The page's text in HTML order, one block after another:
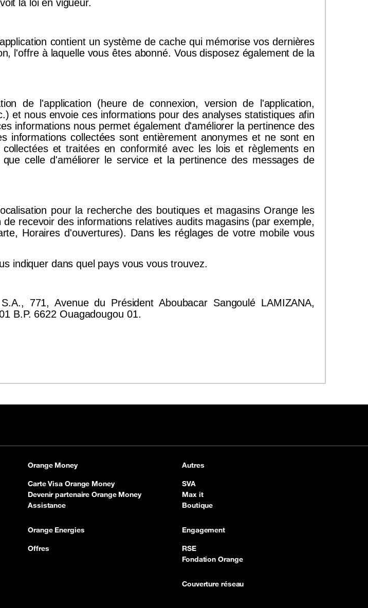
la loi en vigueur.
contient un système de cache qui mémorise vos dernières
l'offre à laquelle vous êtes abonné. Vous disposez également de la
de l'application (heure de connexion, version de l'application,
et nous envoie ces informations pour des analyses statistiques afin
informations nous permet également d'améliorer la pertinence des
informations collectées sont entièrement anonymes et ne sont en
et traitées en conformité avec les lois et règlements en
celle d'améliorer le service et la pertinence des messages de
pour la recherche des boutiques et magasins Orange les
recevoir des informations relatives audits magasins (par exemple,
Horaires d'ouvertures). Dans les réglages de votre mobile vous
indiquer dans quel pays vous vous trouvez.
771, Avenue du Président Aboubacar Sangoulé LAMIZANA,
B.P. 6622 Ouagadougou 01.
Orange Money
Carte Visa Orange Money
Devenir partenaire Orange Money
Assistance
Orange Energies
Offres
Autres
SVA
Max it
Boutique
Engagement
RSE
Fondation Orange
Couverture réseau